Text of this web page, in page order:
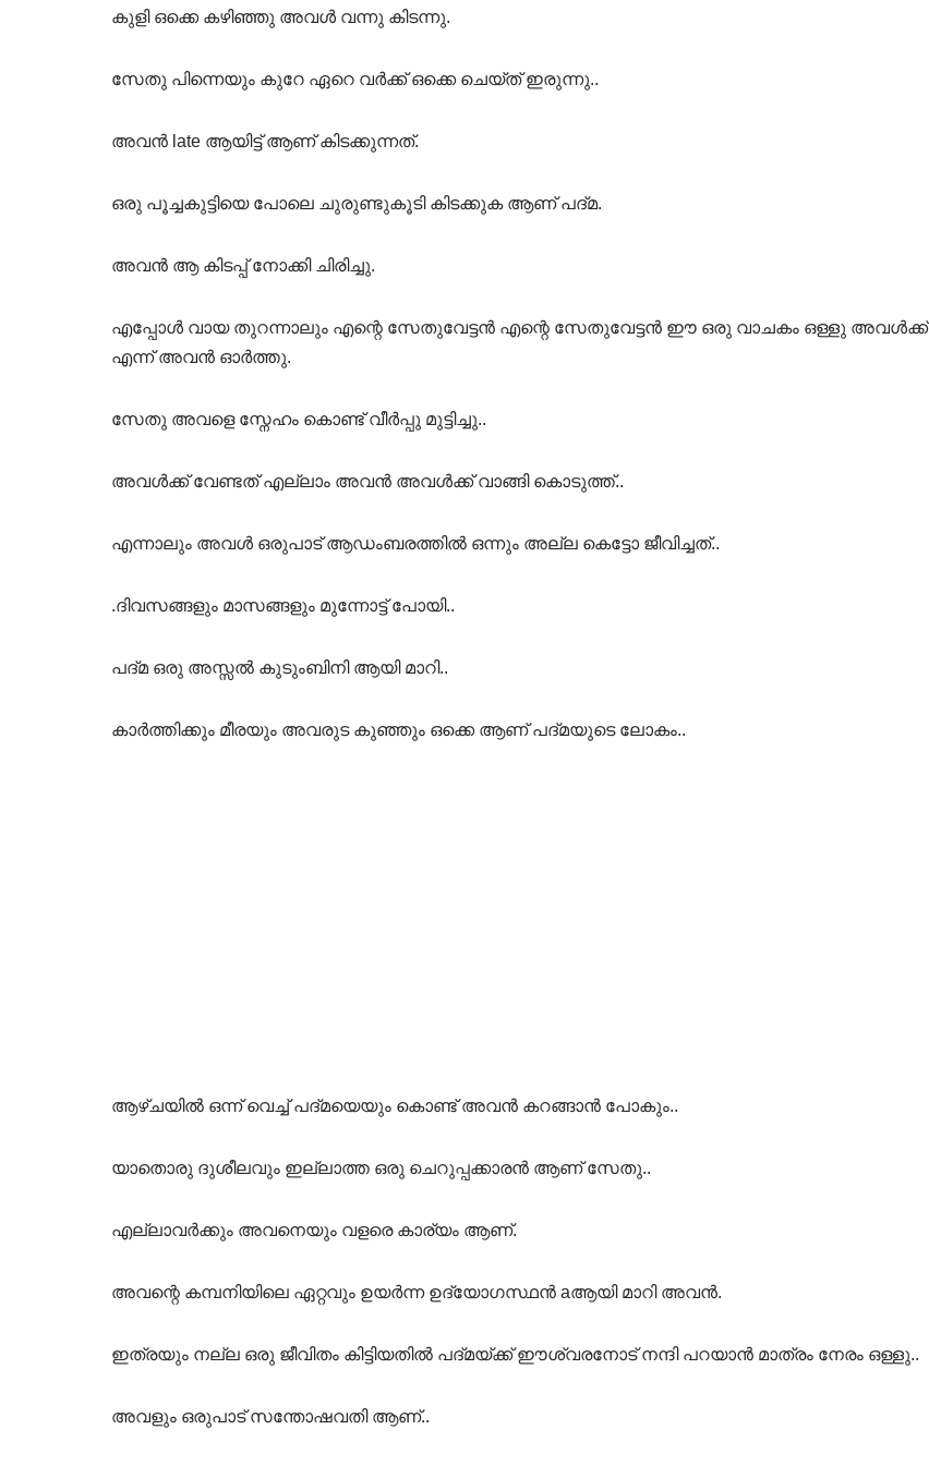
കുളി ഒക്കെ കഴിഞ്ഞു അവൾ വന്നു കിടന്നു.
സേതു പിന്നെയും കുറേ ഏറെ വർക്ക്‌ ഒക്കെ ചെയ്ത് ഇരുന്നു..
അവൻ late ആയിട്ട് ആണ് കിടക്കുന്നത്.
ഒരു പൂച്ചകുട്ടിയെ പോലെ ചുരുണ്ടുകൂടി കിടക്കുക ആണ് പദ്മ.
അവൻ ആ കിടപ്പ് നോക്കി ചിരിച്ചു.
എപ്പോൾ വായ തുറന്നാലും എന്റെ സേതുവേട്ടൻ എന്റെ സേതുവേട്ടൻ ഈ ഒരു വാചകം ഒള്ളു അവൾക്ക്
എന്ന് അവൻ ഓർത്തു.
സേതു അവളെ സ്നേഹം കൊണ്ട് വീർപ്പു മുട്ടിച്ചു..
അവൾക്ക് വേണ്ടത് എല്ലാം അവൻ അവൾക്ക് വാങ്ങി കൊടുത്ത്..
എന്നാലും അവൾ ഒരുപാട് ആഡംബരത്തിൽ ഒന്നും അല്ല കെട്ടോ ജീവിച്ചത്..
.ദിവസങ്ങളും മാസങ്ങളും മുന്നോട്ട് പോയി..
പദ്മ ഒരു അസ്സൽ കുടുംബിനി ആയി മാറി..
കാർത്തിക്കും മീരയും അവരുട കുഞ്ഞും ഒക്കെ ആണ് പദ്മയുടെ ലോകം..
ആഴ്ചയിൽ ഒന്ന് വെച്ച് പദ്മയെയും കൊണ്ട് അവൻ കറങ്ങാൻ പോകും..
യാതൊരു ദുശീലവും ഇല്ലാത്ത ഒരു ചെറുപ്പക്കാരൻ ആണ് സേതു..
എല്ലാവർക്കും അവനെയും വളരെ കാര്യം ആണ്.
അവന്റെ കമ്പനിയിലെ ഏറ്റവും ഉയർന്ന ഉദ്യോഗസ്ഥൻ aആയി മാറി അവൻ.
ഇത്രയും നല്ല ഒരു ജീവിതം കിട്ടിയതിൽ പദ്മയ്ക്ക് ഈശ്വരനോട് നന്ദി പറയാൻ മാത്രം നേരം ഒള്ളു..
അവളും ഒരുപാട് സന്തോഷവതി ആണ്..